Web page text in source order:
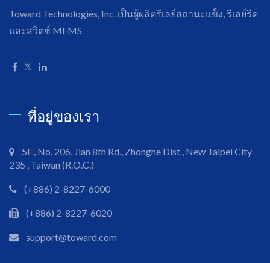
Toward Technologies, Inc. เป็นผู้ผลิตรีเลย์สถานะแข็ง, รีเลย์รีด
และสวิตช์ MEMS
ที่อยู่ของเรา
5F., No. 206, Jian 8th Rd., Zhonghe Dist., New Taipei City
235 , Taiwan (R.O.C.)
(+886) 2-8227-6000
(+886) 2-8227-6020
support@toward.com